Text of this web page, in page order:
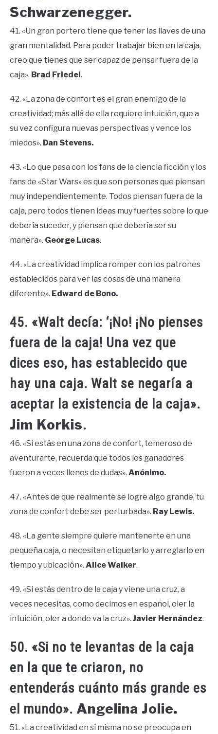
Schwarzenegger.
41. «Un gran portero tiene que tener las llaves de una
gran mentalidad. Para poder trabajar bien en la caja,
creo que tienes que ser capaz de pensar fuera de la
caja». Brad Friedel.
42. «La zona de confort es el gran enemigo de la
creatividad; más allá de ella requiere intuición, que a
su vez configura nuevas perspectivas y vence los
miedos». Dan Stevens.
43. «Lo que pasa con los fans de la ciencia ficción y los
fans de «Star Wars» es que son personas que piensan
muy independientemente. Todos piensan fuera de la
caja, pero todos tienen ideas muy fuertes sobre lo que
debería suceder, y piensan que debería ser su
manera». George Lucas.
44. «La creatividad implica romper con los patrones
establecidos para ver las cosas de una manera
diferente». Edward de Bono.
45. «Walt decía: ‘¡No! ¡No pienses
fuera de la caja! Una vez que
dices eso, has establecido que
hay una caja. Walt se negaría a
aceptar la existencia de la caja».
Jim Korkis.
46. «Si estás en una zona de confort, temeroso de
aventurarte, recuerda que todos los ganadores
fueron a veces llenos de dudas». Anónimo.
47. «Antes de que realmente se logre algo grande, tu
zona de confort debe ser perturbada». Ray Lewis.
48. «La gente siempre quiere mantenerte en una
pequeña caja, o necesitan etiquetarlo y arreglarlo en
tiempo y ubicación». Alice Walker.
49. «Si estás dentro de la caja y viene una cruz, a
veces necesitas, como decimos en español, oler la
intuición, oler a donde va la cruz». Javier Hernández.
50. «Si no te levantas de la caja
en la que te criaron, no
entenderás cuánto más grande es
el mundo». Angelina Jolie.
51. «La creatividad en sí misma no se preocupa en